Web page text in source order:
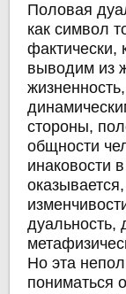
Половая
как символ
фактически,
выводим из
стороны,
общности
инаковости
дуальность,
Но эта
пониматься